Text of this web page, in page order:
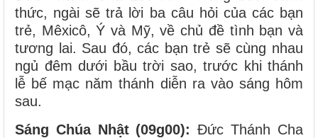
thức, ngài sẽ trả lời ba câu hỏi của các bạn
trẻ, Mêxicô, Ý và Mỹ, về chủ đề tình bạn và
tương lai. Sau đó, các bạn trẻ sẽ cùng nhau
ngủ đêm dưới bầu trời sao, trước khi thánh
lễ bế mạc năm thánh diễn ra vào sáng hôm
sau.
Sáng Chúa Nhật (09g00): Đức Thánh Cha